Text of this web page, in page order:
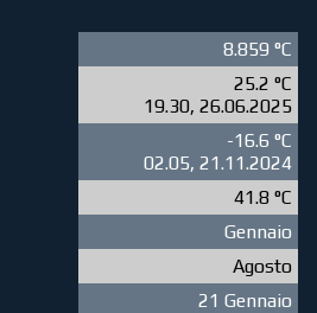
8.859 °C
25.2 °C
19.30, 26.06.2025
-16.6 °C
02.05, 21.11.2024
41.8 °C
Gennaio
Agosto
21 Gennaio